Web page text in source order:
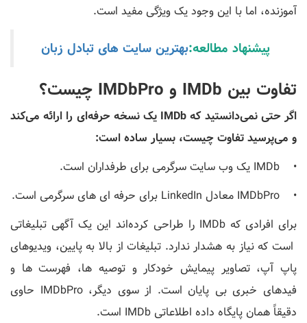
آموزنده، اما با این وجود یک ویژگی مفید است.
پیشنهاد مطالعه:بهترین سایت های تبادل زبان
تفاوت بین IMDb و IMDbPro چیست؟
اگر حتی نمی‌دانستید که IMDb یک نسخه حرفه‌ای را ارائه می‌کند
و می‌پرسید تفاوت چیست، بسیار ساده است:
• IMDb یک وب سایت سرگرمی برای طرفداران است.
• IMDbPro معادل LinkedIn برای حرفه ای های سرگرمی است.
برای افرادی که IMDb را طراحی کرده‌اند این یک آگهی تبلیغاتی
است که نیاز به هشدار ندارد. تبلیغات از بالا به پایین، ویدیوهای
پاپ آپ، تصاویر پیمایش خودکار و توصیه ها، فهرست ها و
فیدهای خبری بی پایان است. از سوی دیگر، IMDbPro حاوی
دقیقاً همان پایگاه داده اطلاعاتی IMDb است.